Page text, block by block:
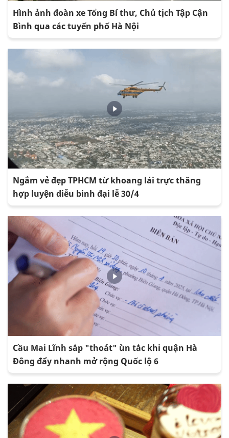
Hình ảnh đoàn xe Tổng Bí thư, Chủ tịch Tập Cận
Bình qua các tuyến phố Hà Nội
Ngắm vẻ đẹp TPHCM từ khoang lái trực thăng
hợp luyện diễu binh đại lễ 30/4
Cầu Mai Lĩnh sắp "thoát" ùn tắc khi quận Hà
Đông đẩy nhanh mở rộng Quốc lộ 6